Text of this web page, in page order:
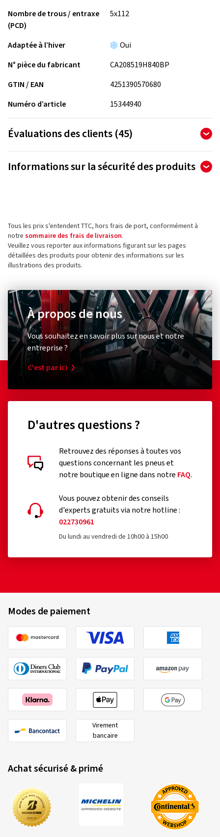
Nombre de trous / entraxe
(PCD)
5x112
Adaptée à l’hiver
Oui
N° pièce du fabricant
CA208519H840BP
GTIN / EAN
4251390570680
Numéro d’article
15344940
Évaluations des clients (45)
4,84 / 5 Étoiles
sur un total de 45 évaluations
5 étoiles (38)
4 étoiles
3 étoiles
2 étoiles
Évaluations des clients en détail
Jantes montées sur:Pneus été
10/07/2026 Achat vérifié
Dirk K., Allemagne
Schöne Felgen alles gut
(Traduire)
Taille de la jante en pouces:7,5x17 - ET 30 - LK
5x112
06/07/2026 Achat vérifié
Herr Wolfgang S., Allemagne
Informations sur la sécurité des produits
73760 Ostfildern
Allemagne
Contact pour la sécurité des produits (pas pour
E-mail :Haendler@oxigin.de
Tous les prix s'entendent TTC, hors frais de port, conformément à
notre sommaire des frais de livraison.
Veuillez vous reporter aux informations figurant sur les pages
détaillées des produits pour obtenir des informations sur les
illustrations des produits.
À propos de nous
Vous souhaitez en savoir plus sur nous et notre
entreprise ?
C'est par ici
D'autres questions ?
Retrouvez des réponses à toutes vos
questions concernant les pneus et
notre boutique en ligne dans notre FAQ.
Vous pouvez obtenir des conseils
d'experts gratuits via notre hotline :
022730961
Du lundi au vendredi de 10h00 à 15h00
Modes de paiement
Virement
bancaire
Achat sécurisé & primé